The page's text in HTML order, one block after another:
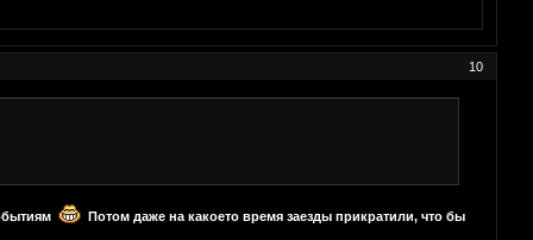
10
Потом даже на какоето время заезды прикратили, что бы